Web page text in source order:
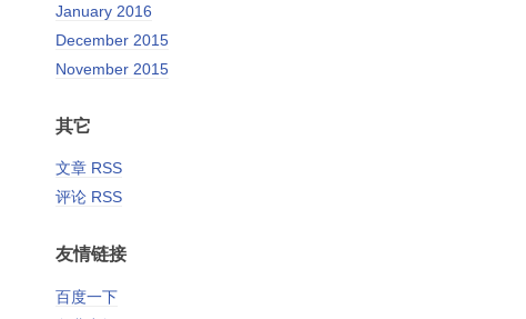
January 2016
December 2015
November 2015
其它
文章 RSS
评论 RSS
友情链接
百度一下